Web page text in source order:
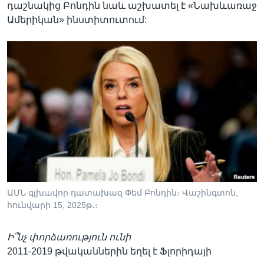
դաշնակից Բոնդին նաև աշխատել է «Նախևառաջ
Ամերիկան» ինստիտուտում:
ԱՄՆ գլխավոր դատախազ Փեմ Բոնդին։ Վաշինգտոն,
հունվարի 15, 2025թ․։
Ի՞նչ փորձառություն ունի
2011-2019 թվականներին եղել է Ֆլորիդայի